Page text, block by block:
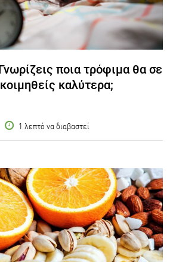
ποια τρόφιμα θα σε
καλύτερα;
1 λεπτό να διαβαστεί